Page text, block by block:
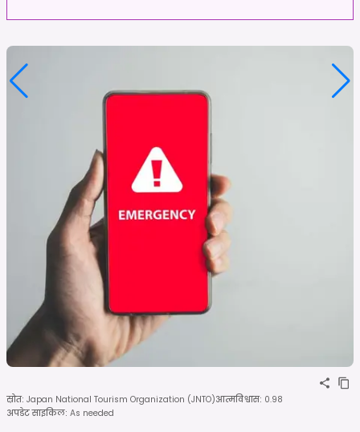
स्रोत: Japan National Tourism Organization (JNTO)आत्मविश्वास: 0.98
अपडेट साइकिल: As needed